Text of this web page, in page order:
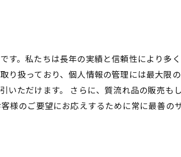
す。私たちは長年の実績と信頼性により多
り扱っており、個人情報の管理には最大限
ただけます。 さらに、質流れ品の販売も
様のご要望にお応えするために常に最善